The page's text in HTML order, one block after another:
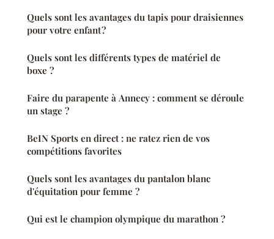
Quels sont les avantages du tapis pour draisiennes
pour votre enfant ?
Quels sont les différents types de matériel de
boxe ?
Faire du parapente à Annecy : comment se déroule
un stage ?
BeIN Sports en direct : ne ratez rien de vos
compétitions favorites
Quels sont les avantages du pantalon blanc
d'équitation pour femme ?
Qui est le champion olympique du marathon ?